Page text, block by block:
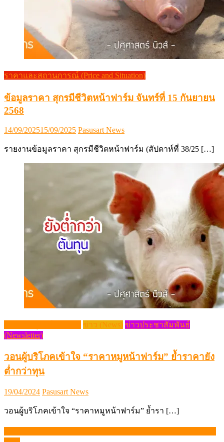
ราคาและสถานการณ์ (Price and Situation)
ข้อมูลราคา สุกรมีชีวิตหน้าฟาร์ม จันทร์ที่ 15 กันยายน
2568
Posted
14/09/202515/09/2025 Author
Pasusart News
รายงานข้อมูลราคา สุกรมีชีวิตหน้าฟาร์ม (สัปดาห์ที่ 38/25 […]
ข่าว (News) ข่าวประชาสัมพันธ์
(Newsletter)
วอนผู้บริโภคเข้าใจ “ราคาหมูหน้าฟาร์ม” ย้ำราคายัง
ต่ำกว่าทุน
Posted
19/04/2024 Author
Pasusart News
วอนผู้บริโภคเข้าใจ “ราคาหมูหน้าฟาร์ม” ย้ำรา […]
แนะแนว